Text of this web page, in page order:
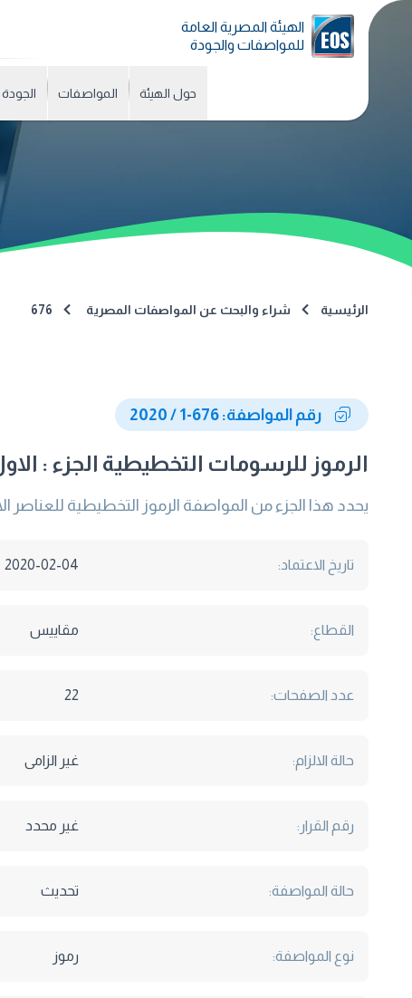
الهيئة المصرية العامة
للمواصفات والجودة
حول الهيئة المواصفات الجودة
الرئيسية شراء والبحث عن المواصفات المصرية 676
رقم المواصفة: 676-1 / 2020
الرموز للرسومات التخطيطية الجزء :
يحدد هذا الجزء من المواصفة الرموز التخطيطية
تاريخ الاعتماد: 2020-02-04
القطاع: مقاييس
عدد الصفحات: 22
حالة الالزام: غير الزامى
رقم القرار: غير محدد
حالة المواصفة: تحديث
نوع المواصفة: رموز